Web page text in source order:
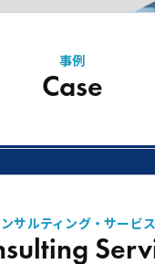
事例
Case
サルティング・サービス